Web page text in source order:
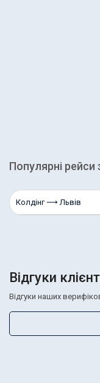
Популярні рейcи
Колдінг ⟶ Львів
Відгуки
Відгуки наших